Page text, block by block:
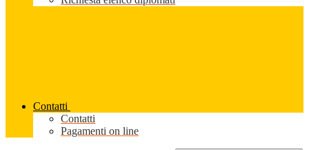
Contatti
Contatti
Pagamenti on line